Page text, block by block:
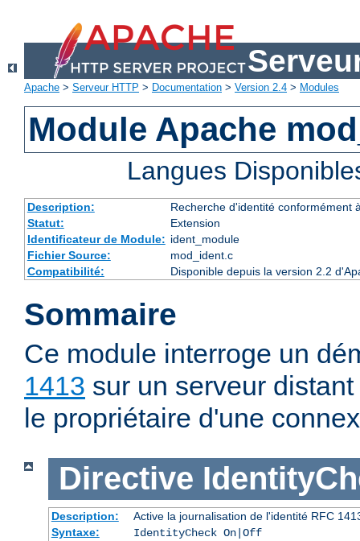
Apache > Serveur HTTP > Documentation > Version 2.4 > Modules
Module Apache
Langues
Description:
Recherche d'identité conformément
Statut:
Extension
Identificateur de Module: ident_module
Fichier Source:
mod_ident.c
Compatibilité:
Disponible depuis la version 2.2
Sommaire
Ce module interroge un
1413 sur un serveur
le propriétaire d'une
Directive
Description:
Active la journalisation de l'identité RFC
Syntaxe:
IdentityCheck On|Off